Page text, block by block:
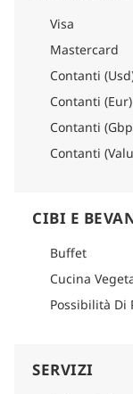
Visa
Mastercard
Contanti
Contanti (Eur)
Contanti
Contanti
CIBI E
Buffet
Cucina
Possibilità Di
SERVIZI